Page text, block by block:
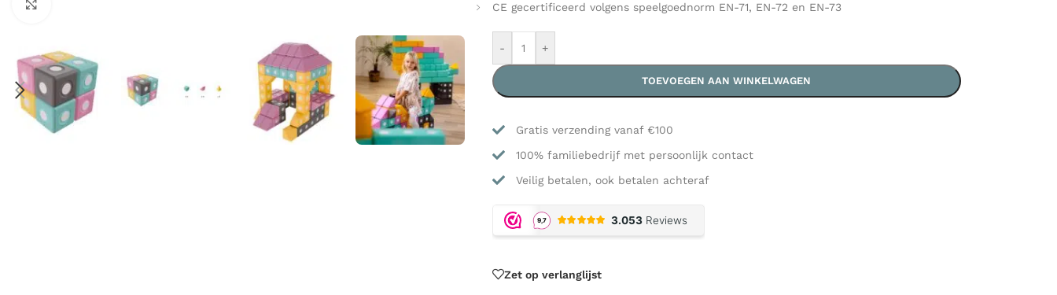
CE gecertificeerd volgens speelgoednorm EN-71, EN-72 en EN-73
- +
TOEVOEGEN AAN WINKELWAGEN
Gratis verzending vanaf €100
100% familiebedrijf met persoonlijk contact
Veilig betalen, ook betalen achteraf
Zet op verlanglijst